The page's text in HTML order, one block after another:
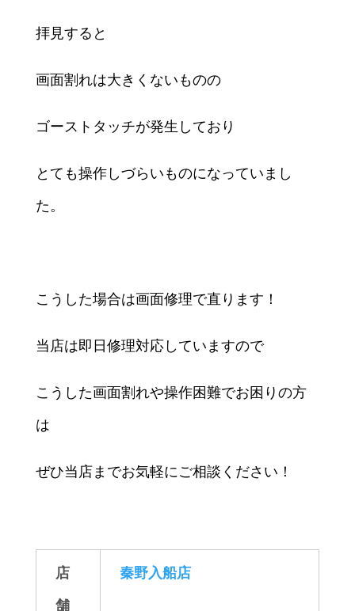
拝見すると
画面割れは大きくないものの
ゴーストタッチが発生しており
とても操作しづらいものになっていまし
た。
こうした場合は画面修理で直ります！
当店は即日修理対応していますので
こうした画面割れや操作困難でお困りの方
は
ぜひ当店までお気軽にご相談ください！
店
舗
秦野入船店